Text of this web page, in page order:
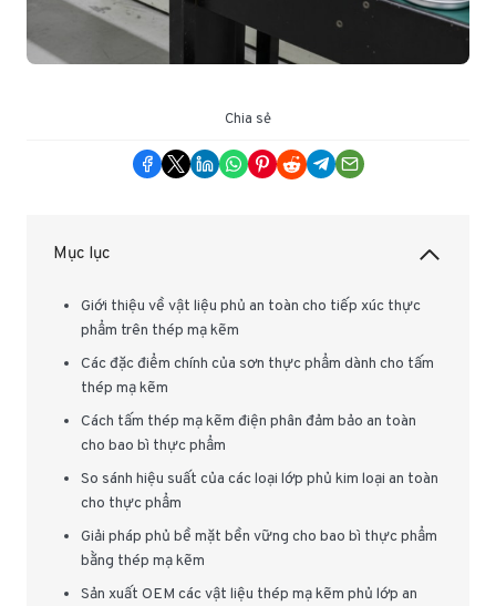
Chia sẻ
Mục lục
Giới thiệu về vật liệu phủ an toàn cho tiếp xúc thực
phẩm trên thép mạ kẽm
Các đặc điểm chính của sơn thực phẩm dành cho tấm
thép mạ kẽm
Cách tấm thép mạ kẽm điện phân đảm bảo an toàn
cho bao bì thực phẩm
So sánh hiệu suất của các loại lớp phủ kim loại an toàn
cho thực phẩm
Giải pháp phủ bề mặt bền vững cho bao bì thực phẩm
bằng thép mạ kẽm
Sản xuất OEM các vật liệu thép mạ kẽm phủ lớp an